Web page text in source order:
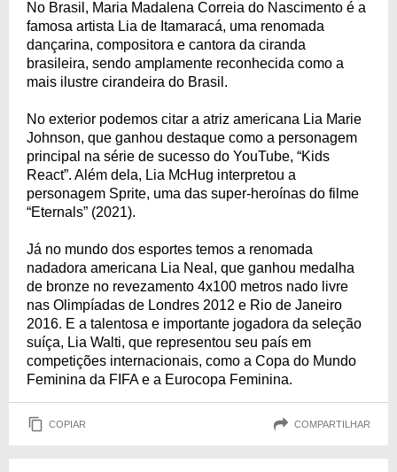
No Brasil, Maria Madalena Correia do Nascimento é a
famosa artista Lia de Itamaracá, uma renomada
dançarina, compositora e cantora da ciranda
brasileira, sendo amplamente reconhecida como a
mais ilustre cirandeira do Brasil.
No exterior podemos citar a atriz americana Lia Marie
Johnson, que ganhou destaque como a personagem
principal na série de sucesso do YouTube, “Kids
React”. Além dela, Lia McHug interpretou a
personagem Sprite, uma das super-heroínas do filme
“Eternals” (2021).
Já no mundo dos esportes temos a renomada
nadadora americana Lia Neal, que ganhou medalha
de bronze no revezamento 4x100 metros nado livre
nas Olimpíadas de Londres 2012 e Rio de Janeiro
2016. E a talentosa e importante jogadora da seleção
suíça, Lia Walti, que representou seu país em
competições internacionais, como a Copa do Mundo
Feminina da FIFA e a Eurocopa Feminina.
COPIAR COMPARTILHAR